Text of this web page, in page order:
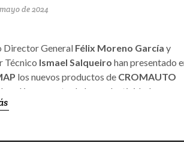
de 2024
Director General Félix Moreno García y
Técnico Ismael Salqueiro han presentado
los nuevos productos de CROMAUTO
al incremento de la productividad,
y sostenibilidad en los procesos de pintado.